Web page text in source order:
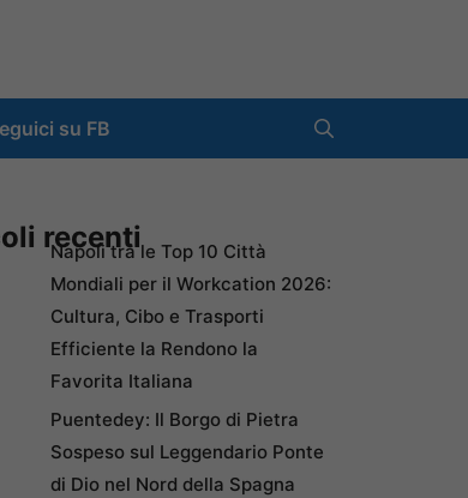
su FB
recenti
Napoli tra le Top 10 Città
Mondiali per il Workcation 2026:
Cultura, Cibo e Trasporti
Efficiente la Rendono la
Favorita Italiana
Puentedey: Il Borgo di Pietra
Sospeso sul Leggendario Ponte
di Dio nel Nord della Spagna